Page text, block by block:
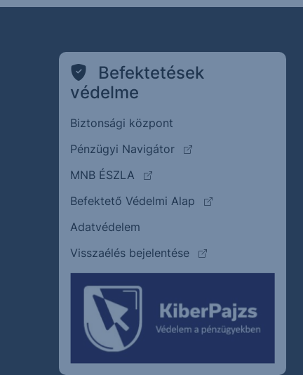
Befektetések
védelme
Biztonsági központ
Pénzügyi Navigátor
(külső oldalra ugrik)
MNB ÉSZLA
(külső oldalra ugrik)
Befektető Védelmi Alap
(külső oldalra
Adatvédelem
Visszaélés bejelentése
(külső oldalra ugrik)